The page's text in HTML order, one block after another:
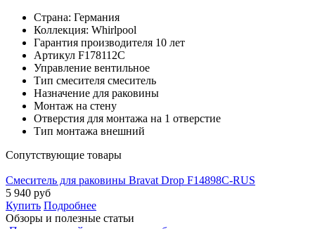
Страна: Германия
Коллекция: Whirlpool
Гарантия производителя 10 лет
Артикул F178112C
Управление вентильное
Тип смесителя смеситель
Назначение для раковины
Монтаж на стену
Отверстия для монтажа на 1 отверстие
Тип монтажа внешний
Cопутствующие товары
Смеситель для раковины Bravat Drop F14898C-RUS
5 940 руб
Купить Подробнее
Обзоры и полезные статьи